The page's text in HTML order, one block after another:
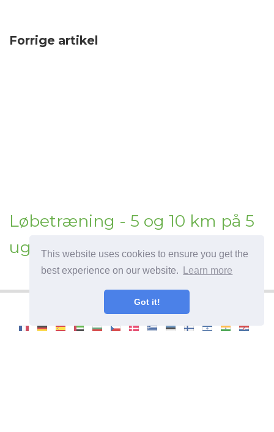
This website uses cookies to ensure you get the
best experience on our website.
Learn more
Got it!
Forrige artikel
Løbetræning - 5 og 10 km på 5
uger